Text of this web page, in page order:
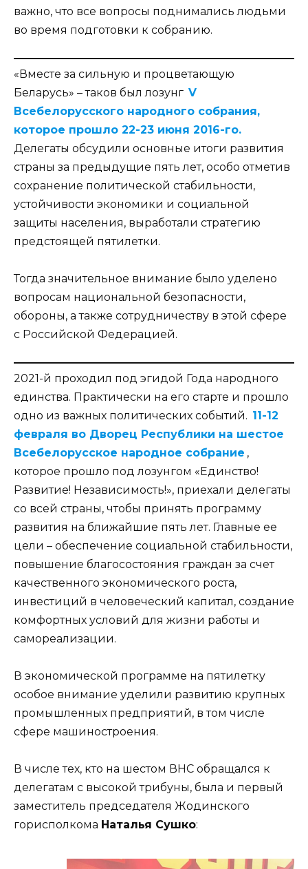
важно, что все вопросы поднимались людьми
во время подготовки к собранию.
«Вместе за сильную и процветающую
Беларусь» – таков был лозунг V
Всебелорусского народного собрания,
которое прошло 22-23 июня 2016-го.
Делегаты обсудили основные итоги развития
страны за предыдущие пять лет, особо отметив
сохранение политической стабильности,
устойчивости экономики и социальной
защиты населения, выработали стратегию
предстоящей пятилетки.
Тогда значительное внимание было уделено
вопросам национальной безопасности,
обороны, а также сотрудничеству в этой сфере
с Российской Федерацией.
2021-й проходил под эгидой Года народного
единства. Практически на его старте и прошло
одно из важных политических событий. 11-12
февраля во Дворец Республики на шестое
Всебелорусское народное собрание ,
которое прошло под лозунгом «Единство!
Развитие! Независимость!», приехали делегаты
со всей страны, чтобы принять программу
развития на ближайшие пять лет. Главные ее
цели – обеспечение социальной стабильности,
повышение благосостояния граждан за счет
качественного экономического роста,
инвестиций в человеческий капитал, создание
комфортных условий для жизни работы и
самореализации.
В экономической программе на пятилетку
особое внимание уделили развитию крупных
промышленных предприятий, в том числе
сфере машиностроения.
В числе тех, кто на шестом ВНС обращался к
делегатам с высокой трибуны, была и первый
заместитель председателя Жодинского
горисполкома Наталья Сушко: